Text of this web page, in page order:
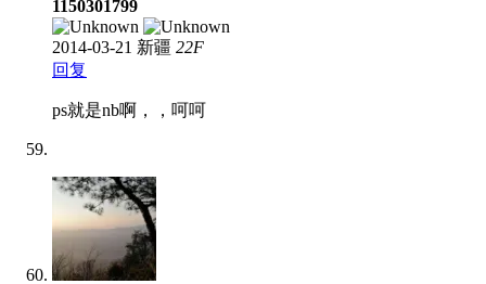
1150301799
2014-03-21 新疆 22F
回复
ps就是nb啊，，呵呵